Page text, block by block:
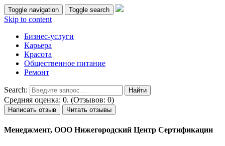
Toggle navigation Toggle search
Skip to content
Бизнес-услуги
Карьера
Красота
Общественное питание
Ремонт
Search:
Средняя оценка: 0. (Отзывов: 0)
Написать отзыв Читать отзывы
Менеджмент, ООО Нижегородский Центр Сертификации